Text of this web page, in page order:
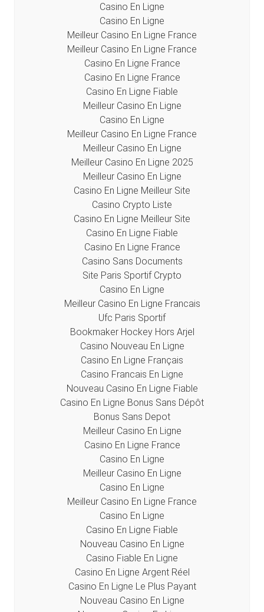
Casino En Ligne
Casino En Ligne
Meilleur Casino En Ligne France
Meilleur Casino En Ligne France
Casino En Ligne France
Casino En Ligne France
Casino En Ligne Fiable
Meilleur Casino En Ligne
Casino En Ligne
Meilleur Casino En Ligne France
Meilleur Casino En Ligne
Meilleur Casino En Ligne 2025
Meilleur Casino En Ligne
Casino En Ligne Meilleur Site
Casino Crypto Liste
Casino En Ligne Meilleur Site
Casino En Ligne Fiable
Casino En Ligne France
Casino Sans Documents
Site Paris Sportif Crypto
Casino En Ligne
Meilleur Casino En Ligne Francais
Ufc Paris Sportif
Bookmaker Hockey Hors Arjel
Casino Nouveau En Ligne
Casino En Ligne Français
Casino Francais En Ligne
Nouveau Casino En Ligne Fiable
Casino En Ligne Bonus Sans Dépôt
Bonus Sans Depot
Meilleur Casino En Ligne
Casino En Ligne France
Casino En Ligne
Meilleur Casino En Ligne
Casino En Ligne
Meilleur Casino En Ligne France
Casino En Ligne
Casino En Ligne Fiable
Nouveau Casino En Ligne
Casino Fiable En Ligne
Casino En Ligne Argent Réel
Casino En Ligne Le Plus Payant
Nouveau Casino En Ligne